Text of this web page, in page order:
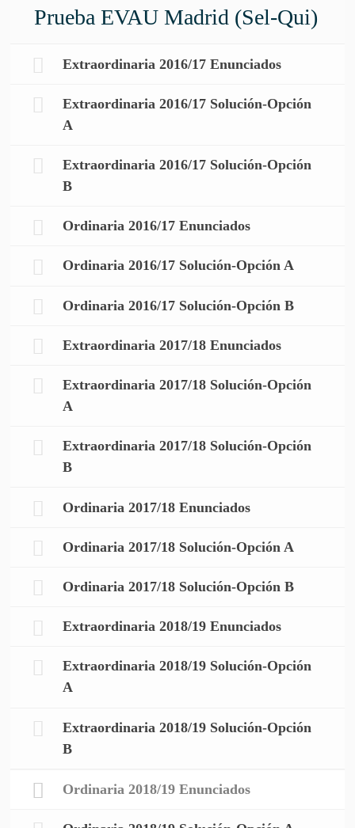
Prueba EVAU Madrid (Sel-Qui)
Extraordinaria 2016/17 Enunciados
Extraordinaria 2016/17 Solución-Opción
A
Extraordinaria 2016/17 Solución-Opción
B
Ordinaria 2016/17 Enunciados
Ordinaria 2016/17 Solución-Opción A
Ordinaria 2016/17 Solución-Opción B
Extraordinaria 2017/18 Enunciados
Extraordinaria 2017/18 Solución-Opción
A
Extraordinaria 2017/18 Solución-Opción
B
Ordinaria 2017/18 Enunciados
Ordinaria 2017/18 Solución-Opción A
Ordinaria 2017/18 Solución-Opción B
Extraordinaria 2018/19 Enunciados
Extraordinaria 2018/19 Solución-Opción
A
Extraordinaria 2018/19 Solución-Opción
B
Ordinaria 2018/19 Enunciados